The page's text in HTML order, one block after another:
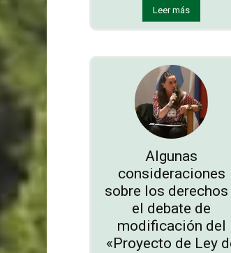
Leer más
Algunas
consideraciones
sobre los derechos
el debate de
modificación del
«Proyecto de Ley